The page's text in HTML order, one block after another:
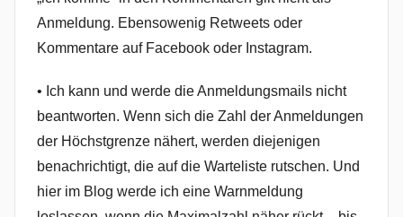
Anmeldung. Ebensowenig Retweets oder
Kommentare auf Facebook oder Instagram.
• Ich kann und werde die Anmeldungsmails nicht
beantworten. Wenn sich die Zahl der Anmeldungen
der Höchstgrenze nähert, werden diejenigen
benachrichtigt, die auf die Warteliste rutschen. Und
hier im Blog werde ich eine Warnmeldung